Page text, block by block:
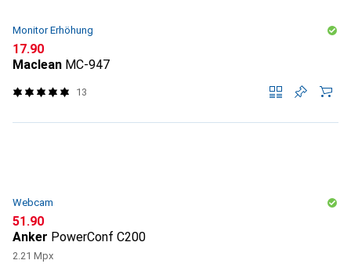
Monitor Erhöhung
CHF
17.90
Maclean MC-947
13
Webcam
CHF
51.90
Anker PowerConf C200
2.21 Mpx